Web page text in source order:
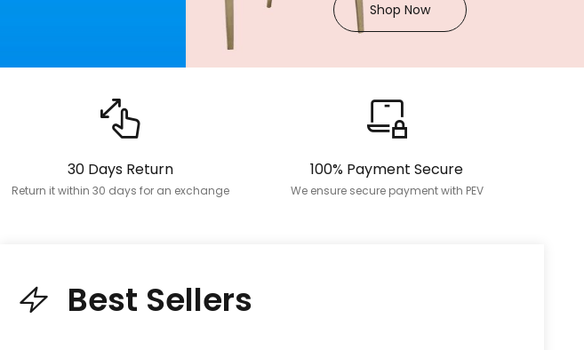
Shop Now
30 Days Return
Return it within 30 days for an exchange
100% Payment Secure
We ensure secure payment with PEV
Best Sellers